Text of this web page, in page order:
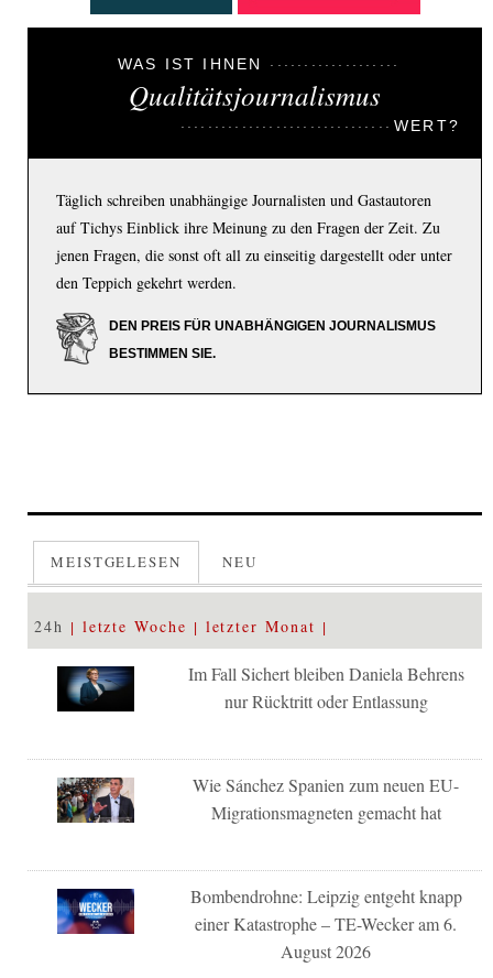
WAS IST IHNEN
Qualitätsjournalismus
WERT?
Täglich schreiben unabhängige Journalisten und Gastautoren
auf Tichys Einblick ihre Meinung zu den Fragen der Zeit. Zu
jenen Fragen, die sonst oft all zu einseitig dargestellt oder unter
den Teppich gekehrt werden.
DEN PREIS FÜR UNABHÄNGIGEN JOURNALISMUS
BESTIMMEN SIE.
MEISTGELESEN NEU
24h letzte Woche letzter Monat
Im Fall Sichert bleiben Daniela Behrens
nur Rücktritt oder Entlassung
Wie Sánchez Spanien zum neuen EU-
Migrationsmagneten gemacht hat
Bombendrohne: Leipzig entgeht knapp
einer Katastrophe – TE-Wecker am 6.
August 2026